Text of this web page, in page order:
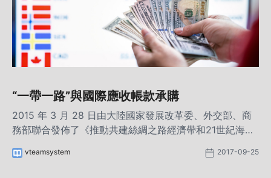
“一帶一路”與國際應收帳款承購
2015 年 3 月 28 日由大陸國家發展改革委、外交部、商
務部聯合發佈了《推動共建絲綢之路經濟帶和21世紀海上
舉。三年多來的實踐證明，“一帶一路”已經吸引了二十個
vteamsystem 2017-09-25